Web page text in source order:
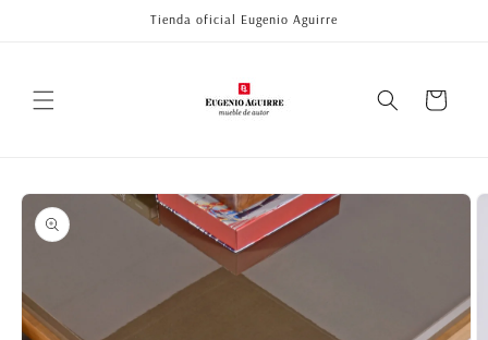
Tienda oficial Eugenio Aguirre
Carrito
directamente
a la
información